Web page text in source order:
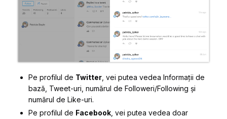
Pe profilul de Twitter, vei putea vedea Informații de
bază, Tweet-uri, numărul de Followeri/Following și
numărul de Like-uri.
Pe profilul de Facebook, vei putea vedea doar